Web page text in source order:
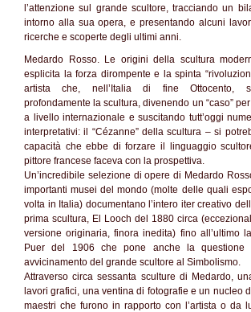
l’attenzione sul grande scultore, tracciando un
intorno alla sua opera, e presentando alcuni
ricerche e scoperte degli ultimi anni.
Medardo Rosso. Le origini della scultura
esplicita la forza dirompente e la spinta
artista che, nell’Italia di fine Ottocento,
profondamente la scultura, divenendo un “caso”
a livello internazionale e suscitando tutt’oggi
interpretativi: il “Cézanne” della scultura – si
capacità che ebbe di forzare il linguaggio
pittore francese faceva con la prospettiva.
Un’incredibile selezione di opere di Medardo
importanti musei del mondo (molte delle quali
volta in Italia) documentano l’intero iter creativo
prima scultura, El Looch del 1880 circa
versione originaria, finora inedita) fino all’ultimo
Puer del 1906 che pone anche la questione
avvicinamento del grande scultore al Simbolismo.
Attraverso circa sessanta sculture di Medardo,
lavori grafici, una ventina di fotografie e un nucleo
maestri che furono in rapporto con l’artista o da